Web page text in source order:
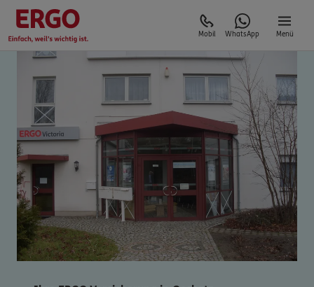
Mobil WhatsApp Menü